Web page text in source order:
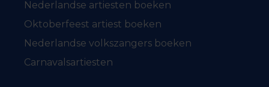
Nederlandse artiesten boeken
Oktoberfeest artiest boeken
Nederlandse volkszangers boeken
Carnavalsartiesten